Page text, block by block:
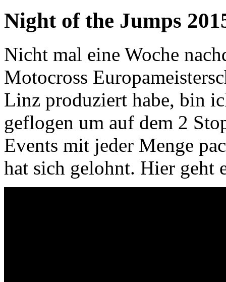
Night of the Jumps
Nicht mal eine Woche
Motocross
Linz produziert habe, bin
geflogen um auf dem 2
Events mit jeder Menge
hat sich gelohnt. Hier geht